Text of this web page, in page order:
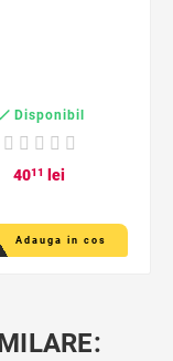
Disponibil
4011 lei
Adauga in cos